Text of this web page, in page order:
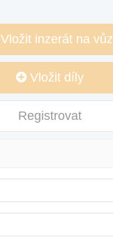
Vložit inzerát na vůz
Vložit díly
Registrovat